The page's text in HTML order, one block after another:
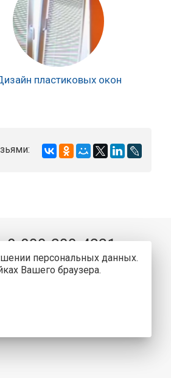
пластиковых окон
8-800-200-4221
Консультации и заказ пластиковых окон.
персональных данных.
Вашего браузера.